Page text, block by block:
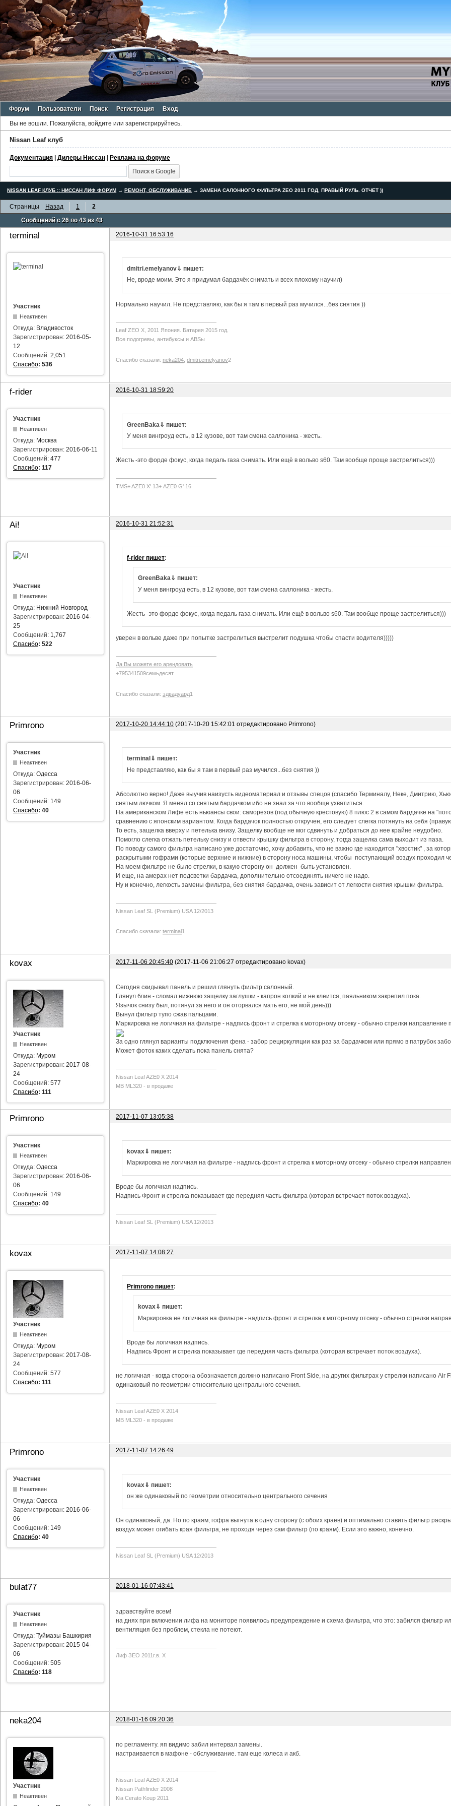
Форум Пользователи Поиск Регистрация Вход
Вы не вошли. Пожалуйста, войдите или зарегистрируйтесь.
Nissan Leaf клуб
Документация | Дилеры Ниссан | Реклама на форуме
NISSAN LEAF КЛУБ :: НИССАН ЛИФ ФОРУМ → РЕМОНТ, ОБСЛУЖИВАНИЕ →ЗАМЕНА САЛОННОГО ФИЛЬТРА ZEO 2011 ГОД, ПРАВЫЙ РУЛЬ. ОТЧЕТ ))
Страницы Назад 1
2
Сообщений с 26 по 43 из 43
terminal 2016-10-31 16:53:16
Участник
Неактивен
Откуда: Владивосток
Зарегистрирован: 2016-05-
12
Сообщений: 2,051
Спасибо: 536
dmitri.emelyanov⇓ пишет:
Не, вроде моим. Это я придумал бардачёк снимать и всех плохому научил)
Нормально научил. Не представляю, как бы я там в первый раз мучился...без снятия ))
Leaf ZEO Х, 2011 Япония. Батарея 2015 год.
Все подогревы, антибуксы и ABSы
Спасибо сказали: neka204 dmitri.emelyanov2
f-rider 2016-10-31 18:59:20
Участник
Неактивен
Откуда: Москва
Зарегистрирован: 2016-06-11
Сообщений: 477
Спасибо: 117
GreenBaka⇓ пишет:
У меня вингроуд есть, в 12 кузове, вот там смена саллоника - жесть.
Жесть -это форде фокус, когда педаль газа снимать. Или ещё в вольво s60. Там вообще проще застрелиться)))
TMS+ AZE0 Х' 13+ AZE0 G' 16
Ai! 2016-10-31 21:52:31
Участник
Неактивен
Откуда: Нижний Новгород
Зарегистрирован: 2016-04-
25
Сообщений: 1,767
Спасибо: 522
f-rider пишет:
GreenBaka⇓ пишет:
У меня вингроуд есть, в 12 кузове, вот там смена саллоника - жесть.
Жесть -это форде фокус, когда педаль газа снимать. Или ещё в вольво s60. Там вообще проще застрелиться)))
уверен в вольве даже при попытке застрелиться выстрелит подушка чтобы спасти водителя)))))
Да Вы можете его арендовать
+795341509семьдесят
Спасибо сказали: эдвадуард1
Primrono 2017-10-20 14:44:10 (2017-10-20 15:42:01 отредактировано Primrono)
Участник
Неактивен
Откуда: Одесса
Зарегистрирован: 2016-06-
06
Сообщений: 149
Спасибо: 40
terminal⇓ пишет:
Не представляю, как бы я там в первый раз мучился...без снятия ))
Абсолютно верно! Даже выучив наизусть видеоматериал и отзывы спецов (спасибо Терминалу, Неке, Дмитрию,
снятым лючком. Я менял со снятым бардачком ибо не знал за что вообще ухватиться.
На американском Лифе есть ньюансы свои: саморезов (под обычную крестовую) 8 плюс 2 в самом бардачке на
сравнению с японским вариантом. Когда бардачок полностью откручен, его следует слегка потянуть на себя
То есть, защелка вверху и петелька внизу. Защелку вообще не мог сдвинуть и добраться до нее крайне неудобно.
Помогло слегка отжать петельку снизу и отвести крышку фильтра в сторону, тогда защелка сама выходит из паза.
По поводу самого фильтра написано уже достаточно, хочу добавить, что не важно где находится "хвостик" , за
раскрытыми гофрами (которые верхние и нижние) в сторону носа машины, чтобы поступающий воздух проходил
На моем фильтре не было стрелки, в какую сторону он должен быть установлен.
И еще, на амерах нет подсветки бардачка, дополнительно отсоединять ничего не надо.
Ну и конечно, легкость замены фильтра, без снятия бардачка, очень зависит от легкости снятия крышки фильтра.
Nissan Leaf SL (Premium) USA 12/2013
Спасибо сказали: terminal 1
kovax 2017-11-06 20:45:40 (2017-11-06 21:06:27 отредактировано kovax)
Участник
Неактивен
Откуда: Муром
Зарегистрирован: 2017-08-
24
Сообщений: 577
Спасибо: 111
Сегодня скидывал панель и решил глянуть фильтр салонный.
Глянул блин - сломал нижнюю защелку заглушки - капрон колкий и не клеится, паяльником закрепил пока.
Язычок снизу был, потянул за него и он оторвался мать его, не мой день)))
Вынул фильтр тупо сжав пальцами.
Маркировка не логичная на фильтре - надпись фронт и стрелка к моторному отсеку - обычно стрелки направление
За одно глянул варианты подключения фена - забор рециркуляции как раз за бардачком или прямо в патрубок
Может фоток каких сделать пока панель снята?
Nissan Leaf AZE0 X 2014
MB ML320 - в продаже
Primrono 2017-11-07 13:05:38
Участник
Неактивен
Откуда: Одесса
Зарегистрирован: 2016-06-
06
Сообщений: 149
Спасибо: 40
kovax⇓ пишет:
Маркировка не логичная на фильтре - надпись фронт и стрелка к моторному отсеку - обычно стрелки
Вроде бы логичная надпись.
Надпись Фронт и стрелка показывает где передняя часть фильтра (которая встречает поток воздуха).
Nissan Leaf SL (Premium) USA 12/2013
kovax 2017-11-07 14:08:27
Участник
Неактивен
Откуда: Муром
Зарегистрирован: 2017-08-
24
Сообщений: 577
Спасибо: 111
Primrono пишет:
kovax⇓ пишет:
Маркировка не логичная на фильтре - надпись фронт и стрелка к моторному отсеку - обычно стрелки
Вроде бы логичная надпись.
Надпись Фронт и стрелка показывает где передняя часть фильтра (которая встречает поток воздуха).
не логичная - когда сторона обозначается должно написано Front Side, на других фильтрах у стрелки написано
одинаковый по геометрии относительно центрального сечения.
Nissan Leaf AZE0 X 2014
MB ML320 - в продаже
Primrono 2017-11-07 14:26:49
Участник
Неактивен
Откуда: Одесса
Зарегистрирован: 2016-06-
06
Сообщений: 149
Спасибо: 40
kovax⇓ пишет:
он же одинаковый по геометрии относительно центрального сечения
Он одинаковый, да. Но по краям, гофра выгнута в одну сторону (с обоих краев) и оптимально ставить фильтр
воздух может огибать края фильтра, не проходя через сам фильтр (по краям). Если это важно, конечно.
Nissan Leaf SL (Premium) USA 12/2013
bulat77 2018-01-16 07:43:41
Участник
Неактивен
Откуда: Туймазы Башкирия
Зарегистрирован: 2015-04-
06
Сообщений: 505
Спасибо: 118
здравствуйте всем!
на днях при включении лифа на мониторе появилось предупреждение и схема фильтра, что это: забился фильтр
вентиляция без проблем, стекла не потеют.
Лиф ЗЕО 2011г.в. Х
neka204 2018-01-16 09:20:36
Участник
Неактивен
по регламенту. яп видимо забил интервал замены.
настраивается в мафоне - обслуживание. там еще колеса и акб.
Nissan Leaf AZE0 X 2014
Nissan Pathfinder 2008
Kia Cerato Koup 2011